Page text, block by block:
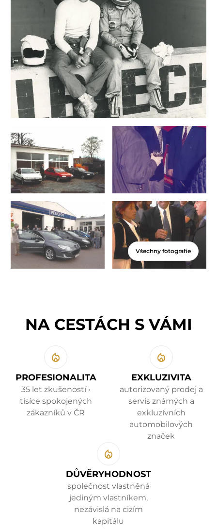
Všechny fotografie
NA CESTÁCH S VÁMI
PROFESIONALITA
35 let zkušeností •
tisíce spokojených
zákazníků v ČR
EXKLUZIVITA
autorizovaný prodej a
servis známých a
exkluzívních
automobilových
značek
DŮVĚRYHODNOST
společnost vlastněná
jediným vlastníkem,
nezávislá na cizím
kapitálu